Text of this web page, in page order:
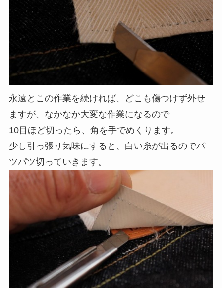
永遠とこの作業を続ければ、どこも傷つけず外せ
ますが、なかなか大変な作業になるので
10目ほど切ったら、角を手でめくります。
少し引っ張り気味にすると、白い糸が出るのでパ
ツパツ切っていきます。